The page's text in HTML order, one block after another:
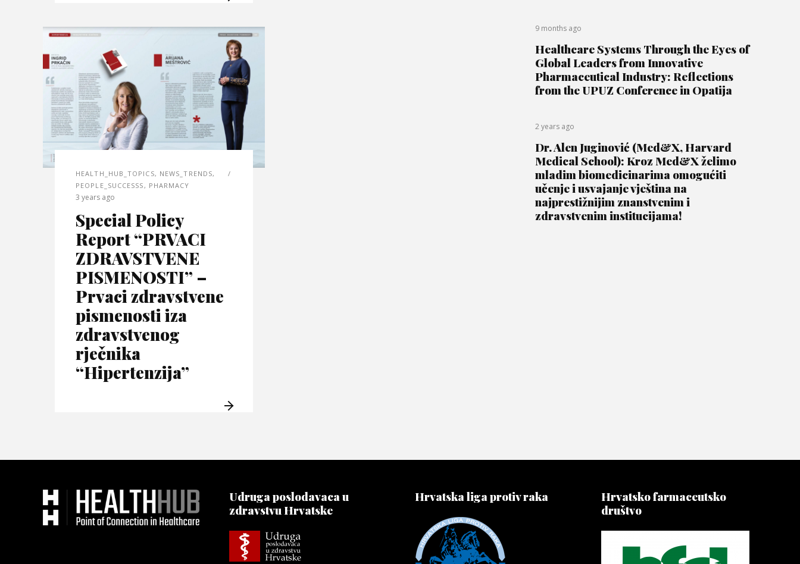
HEALTH_HUB_TOPICS, NEWS_TRENDS,
PEOPLE_SUCCESSS, PHARMACY
3 years ago
Special Policy
Report “PRVACI
ZDRAVSTVENE
PISMENOSTI” –
Prvaci zdravstvene
pismenosti iza
zdravstvenog
rječnika
“Hipertenzija”
9 months ago
Healthcare Systems Through the Eyes of
Global Leaders from Innovative
Pharmaceutical Industry: Reflections
from the UPUZ Conference in Opatija
2 years ago
Dr. Alen Juginović (Med&X, Harvard
Medical School): Kroz Med&X želimo
mladim biomedicinarima omogućiti
učenje i usvajanje vještina na
najprestižnijim znanstvenim i
zdravstvenim institucijama!
Udruga poslodavaca u
zdravstvu Hrvatske
Hrvatska liga protiv raka
Hrvatsko farmaceutsko
društvo